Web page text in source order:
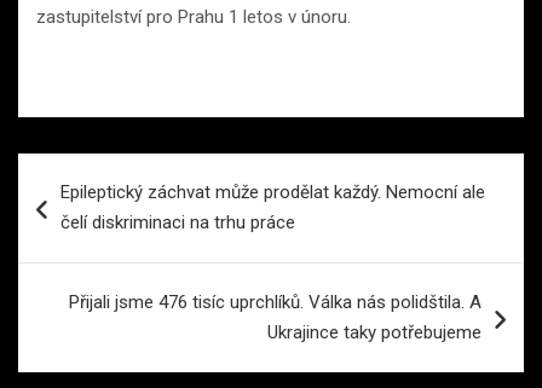
zastupitelství pro Prahu 1 letos v únoru.
proEpileptický záchvat může prodělat každý. Nemocní ale
čelí diskriminaci na trhu práce
Přijali jsme 476 tisíc uprchlíků. Válka nás polidštila. A
Ukrajince taky potřebujeme